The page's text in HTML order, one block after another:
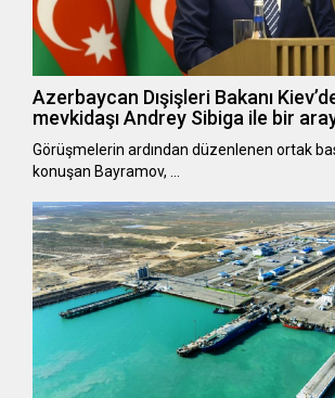
Azerbaycan Dışişleri Bakanı
mevkidaşı Andrey Sibiga ile bir
Görüşmelerin ardından düzenlenen ortak
konuşan Bayramov, …